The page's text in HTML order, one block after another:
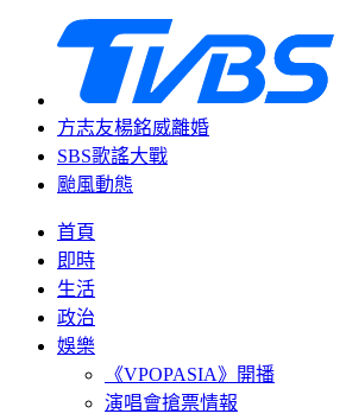
方志友楊銘威離婚
SBS歌謠大戰
颱風動態
首頁
即時
生活
政治
娛樂
《VPOPASIA》開播
演唱會搶票情報